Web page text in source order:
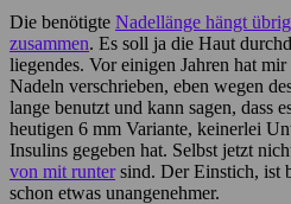
Die benötigte Nadellänge hängt
zusammen. Es soll ja die Haut
liegendes. Vor einigen Jahren hat
Nadeln verschrieben, eben wegen
lange benutzt und kann sagen, dass
heutigen 6 mm Variante, keinerlei
Insulins gegeben hat. Selbst jetzt
von mit runtersind. Der Einstich, ist
schon etwas unangenehmer.